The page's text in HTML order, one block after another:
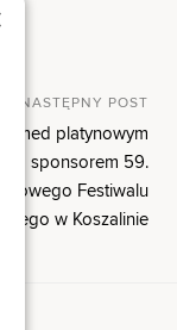
NASTĘPNY POST
platynowym
sponsorem 59.
Festiwalu
w Koszalinie